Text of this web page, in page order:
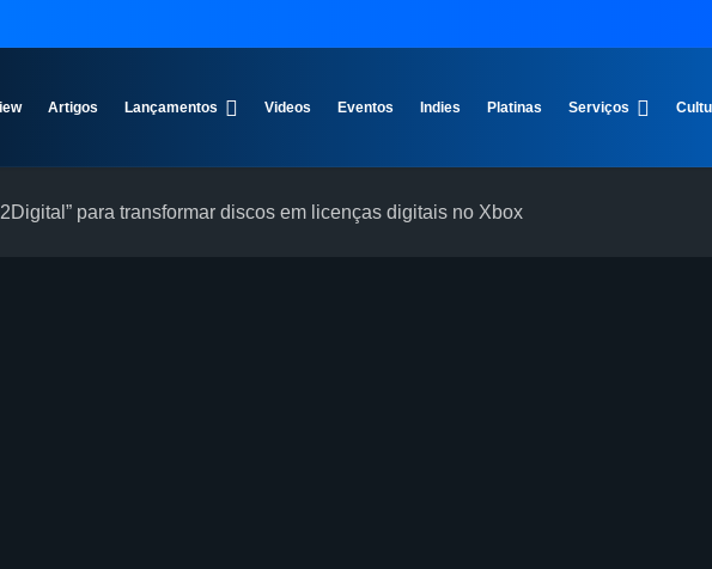
Artigos Lançamentos Videos Eventos Indies Platinas Serviços
para transformar discos em licenças digitais no Xbox